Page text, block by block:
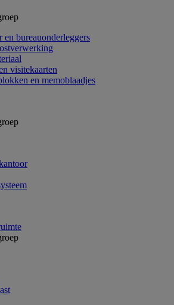
en bureauonderleggers
visitekaarten
en memoblaadjes